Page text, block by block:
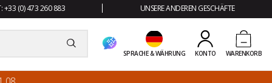
+33 (0) 473 260 883 UNSERE ANDEREN GESCHÄFTE
SPRACHE & WÄHRUNG KONTO WARENKORB